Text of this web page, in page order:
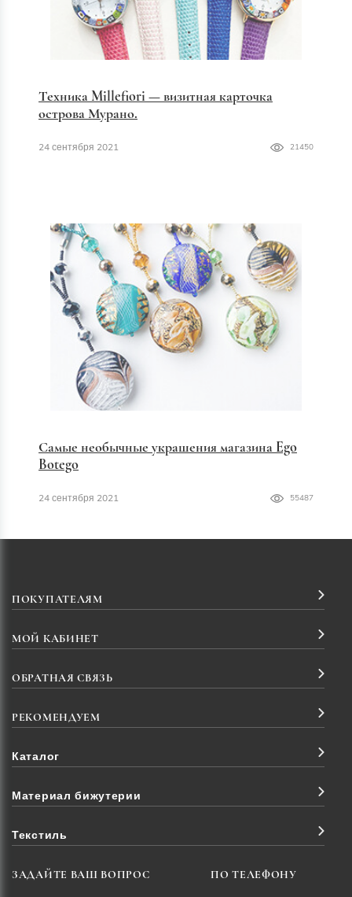
Техника Millefiori — визитная карточка
острова Мурано.
24 сентября 2021 21450
Самые необычные украшения магазина Ego
Botego
24 сентября 2021 55487
ПОКУПАТЕЛЯМ
МОЙ КАБИНЕТ
ОБРАТНАЯ СВЯЗЬ
РЕКОМЕНДУЕМ
Каталог
Материал бижутерии
Текстиль
ЗАДАЙТЕ ВАШ ВОПРОС ПО ТЕЛЕФОНУ